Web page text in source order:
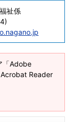
祉係
「Adobe
Reader